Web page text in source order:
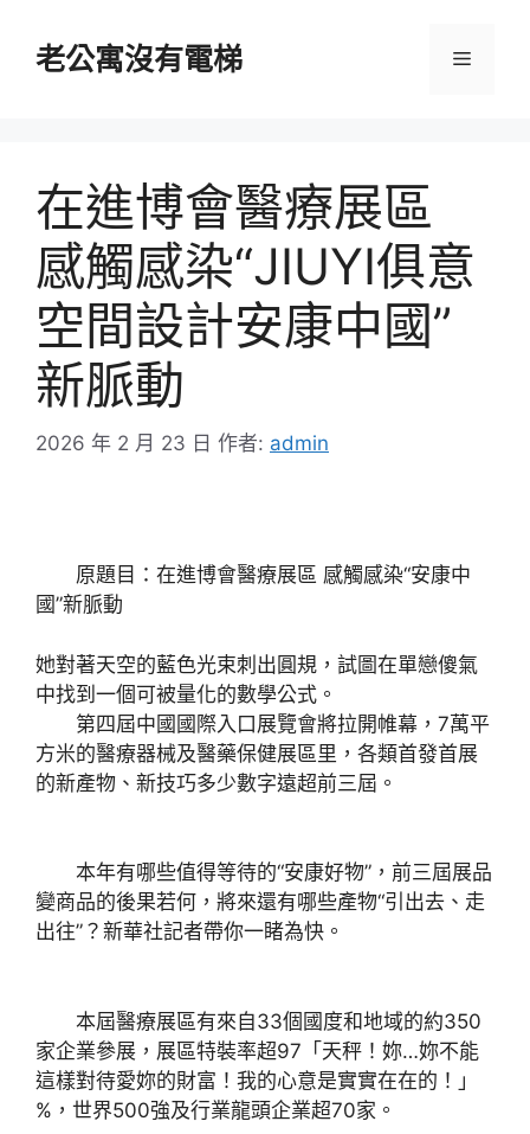
老公寓沒有電梯 選
在進博會醫療展區
感觸感染“JIUYI俱意
空間設計安康中國”
新脈動
2026 年 2 月 23 日 作者: admin
原題目：在進博會醫療展區 感觸感染“安康中
國”新脈動
她對著天空的藍色光束刺出圓規，試圖在單戀傻氣
中找到一個可被量化的數學公式。
第四屆中國國際入口展覽會將拉開帷幕，7萬平
方米的醫療器械及醫藥保健展區里，各類首發首展
的新產物、新技巧多少數字遠超前三屆。
本年有哪些值得等待的“安康好物”，前三屆展品
變商品的後果若何，將來還有哪些產物“引出去、走
出往”？新華社記者帶你一睹為快。
本屆醫療展區有來自33個國度和地域的約350
家企業參展，展區特裝率超97「天秤！妳…妳不能
這樣對待愛妳的財富！我的心意是實實在在的！」
%，世界500強及行業龍頭企業超70家。